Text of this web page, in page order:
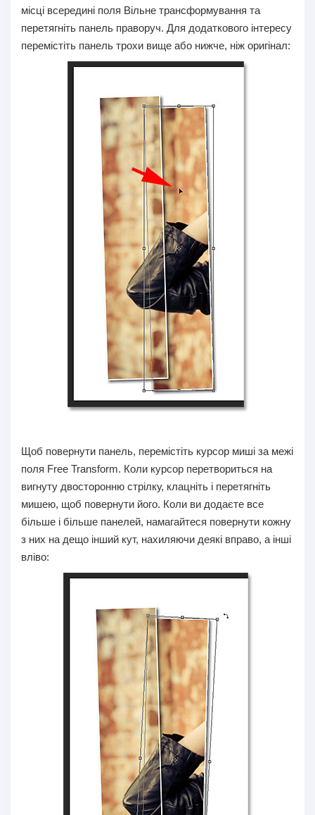
місці всередині поля Вільне трансформування та
перетягніть панель праворуч. Для додаткового інтересу
перемістіть панель трохи вище або нижче, ніж оригінал:
Щоб повернути панель, перемістіть курсор миші за межі
поля Free Transform. Коли курсор перетвориться на
вигнуту двосторонню стрілку, клацніть і перетягніть
мишею, щоб повернути його. Коли ви додаєте все
більше і більше панелей, намагайтеся повернути кожну
з них на дещо інший кут, нахиляючи деякі вправо, а інші
вліво: